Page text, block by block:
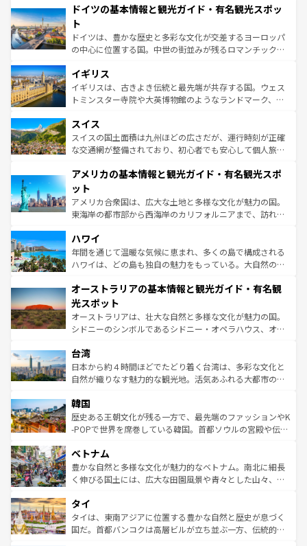
せる。地方によって風土や気候が異なるスペインはその個
ンテンツ一覧 を参照してほしい。
で、幅広い魅力が詰まっている。華麗な宮殿、歴史的な大
聖堂、美しいビーチ、そして豊かな自然が、訪れる者を心
から魅了する。また、フランスは美食の国としても知ら
れ、フランス料理はユネスコ無形文化遺産にも登録されて
香り高いラベンダー畑など、多彩な楽しみ方が可能だ。さ
らに、パリ以外の地域にも魅力が溢れており、どの街角に
も豊かな歴史と文化が息づいている。パリ以外の個性あふ
を参照してほしい。
ドイツの基本情報と観光ガイド・有名観光スポッ
ト
ドイツは、豊かな歴史と多彩な文化が交差するヨーロッパ
の中心に位置する国。中世の街並みが残るロマンチック街
顔を持つこの国は、どこを歩いても飽きることがない。ベ
ルリンの文化的活気、バイエルン州のアルプスの絶景、そ
してライン川沿いのワイン畑といった風景は必見。ビール
は、お酒好きな人にはぜひ体験してほしい。 なお、新着の
ドイツ情報はコンテンツ一覧を参照してほしい。
イギリス
イギリスは、古きよき伝統と最先端が共存する国。ウェス
トミンスター寺院や大英博物館のようなランドマーク、歴
リアごとに異なる魅力がある。また、優雅なアフタヌーン
ティー、ビール好きにはたまらない英国パブ、サッカー観
戦など、本場だからこそできる体験も豊富。イギリスを旅
ンツ一覧を参照してほしい。
スイス
スイスの国土面積は九州ほどの広さだが、運行時刻が正確
な交通網が整備されており、初心者でも安心して個人旅行
の建物がそのまま残る町や、スイスならではのユニークな
博物館もあり、アルプス観光だけでなく町歩きも満喫する
ことができる。国民の所得が高いため物価も高いが、旅行
者向けの交通パス提供のサービスもあり、うまく活用すれ
着のスイス情報は
アメリカの基本情報と観光ガイド・有名観光スポ
ット
アメリカ合衆国は、広大な土地と多様な文化が魅力の国。
東海岸の都市部から西海岸のカリフォルニアまで、訪れる
のような巨大都市は、観光、ショッピング、エンターテイ
ンメントが詰まった刺激的なスポットだ。一方、アメリカ
西部には大自然が広がり、グランドキャニオンやイエロー
部のニューオーリンズでは、音楽と美食が融合した独特の
文化が魅力。旅行者はアメリカの各地域で異なる魅力を楽
しみながら、その多様性と豊かな歴史を感じることができ
るだろう。車でのロードトリップや列車の旅も、アメリカ
情報は
ハワイ
年間を通じて温暖な気候に恵まれ、多くの島で構成される
ハワイは、どの島も独自の魅力をもっている。大自然の神
ワイ島は見逃せない。また、定番の観光地といえばオアフ
島だが、静かな自然を求めるならマウイ島やカウアイ島が
おすすめ。エメラルドグリーンに輝く海をはじめ、豊かな
文化や歴史が息づいている。「アロハスピリット」と呼ば
人々、おいしいローカルフードやハワイアンミュージッ
ク、伝統的なフラダンスなど、すべてがハワイの魅力を彩
っている。訪れるたびに新しい発見と感動が待っているハ
はコンテンツ一覧
オーストラリアの基本情報と観光ガイド・有名観
光スポット
オーストラリアは、壮大な自然と多様な文化が魅力の国。
シドニーのシンボルであるシドニー・オペラハウス、オー
リアリーフや大陸中央部にそびえるウルル（エアーズロッ
ク）、タスマニアの美しい原生林やケアンズの熱帯雨林な
ど、見どころがたくさん。また、カフェやワイン、オージ
いる。アクティビティも充実しており、サーフィンやダイ
ビング、ハイキングなど、アウトドア好きにはたまらな
い。オーストラリアの多彩な魅力を存分に味わいつくそ
参照してほしい。
台湾
日本から約４時間ほどでたどり着く台湾は、多彩な文化と
自然が織りなす魅力的な観光地。活気あふれる大都市の台
ン）、静ひつな山岳地帯である台湾東部など、都市の喧騒
と山間の静けさが共存しており、訪れる人に新しい発見と
驚きをもたらしてくれる。また、奥深い台湾の食文化も魅
容にもいいと評判のスイーツなど、バラエティ豊かな料理
が味わえる。 なお、新着の台湾情報は コンテンツ一覧を参
照してほしい。
韓国
歴史ある王朝文化が残る一方で、最先端のファッションやK
-POPで世界を席巻している韓国。首都ソウルの宮殿や伝統
き、地方に足を延ばせば四季折々の自然美を楽しむことが
できる。そして、キムチや焼肉、絶品のストリートフード
まで、さまざまな韓国料理が待っている。夜には、韓国な
リティに包まれながら、韓国の多彩な魅力を心ゆくまで味
わってみてほしい。 なお、新着の韓国情報はコンテンツ一
覧を参照してほしい。
ベトナム
豊かな自然と多様な文化が魅力的なベトナム。南北に細長
く伸びる国土には、広大な田園風景や青々とした山々、世
急速な発展と共に伝統が息づく。ハノイの古い町並みやホ
ーチミン市のフランス統治時代の建物も、独特の雰囲気を
醸し出している。また、バラエティの豊かさとおいしさで
タイ
タイは、東南アジアに位置する豊かな自然と歴史が息づく
国だ。首都バンコクは高層ビルが立ち並ぶ一方、伝統的な